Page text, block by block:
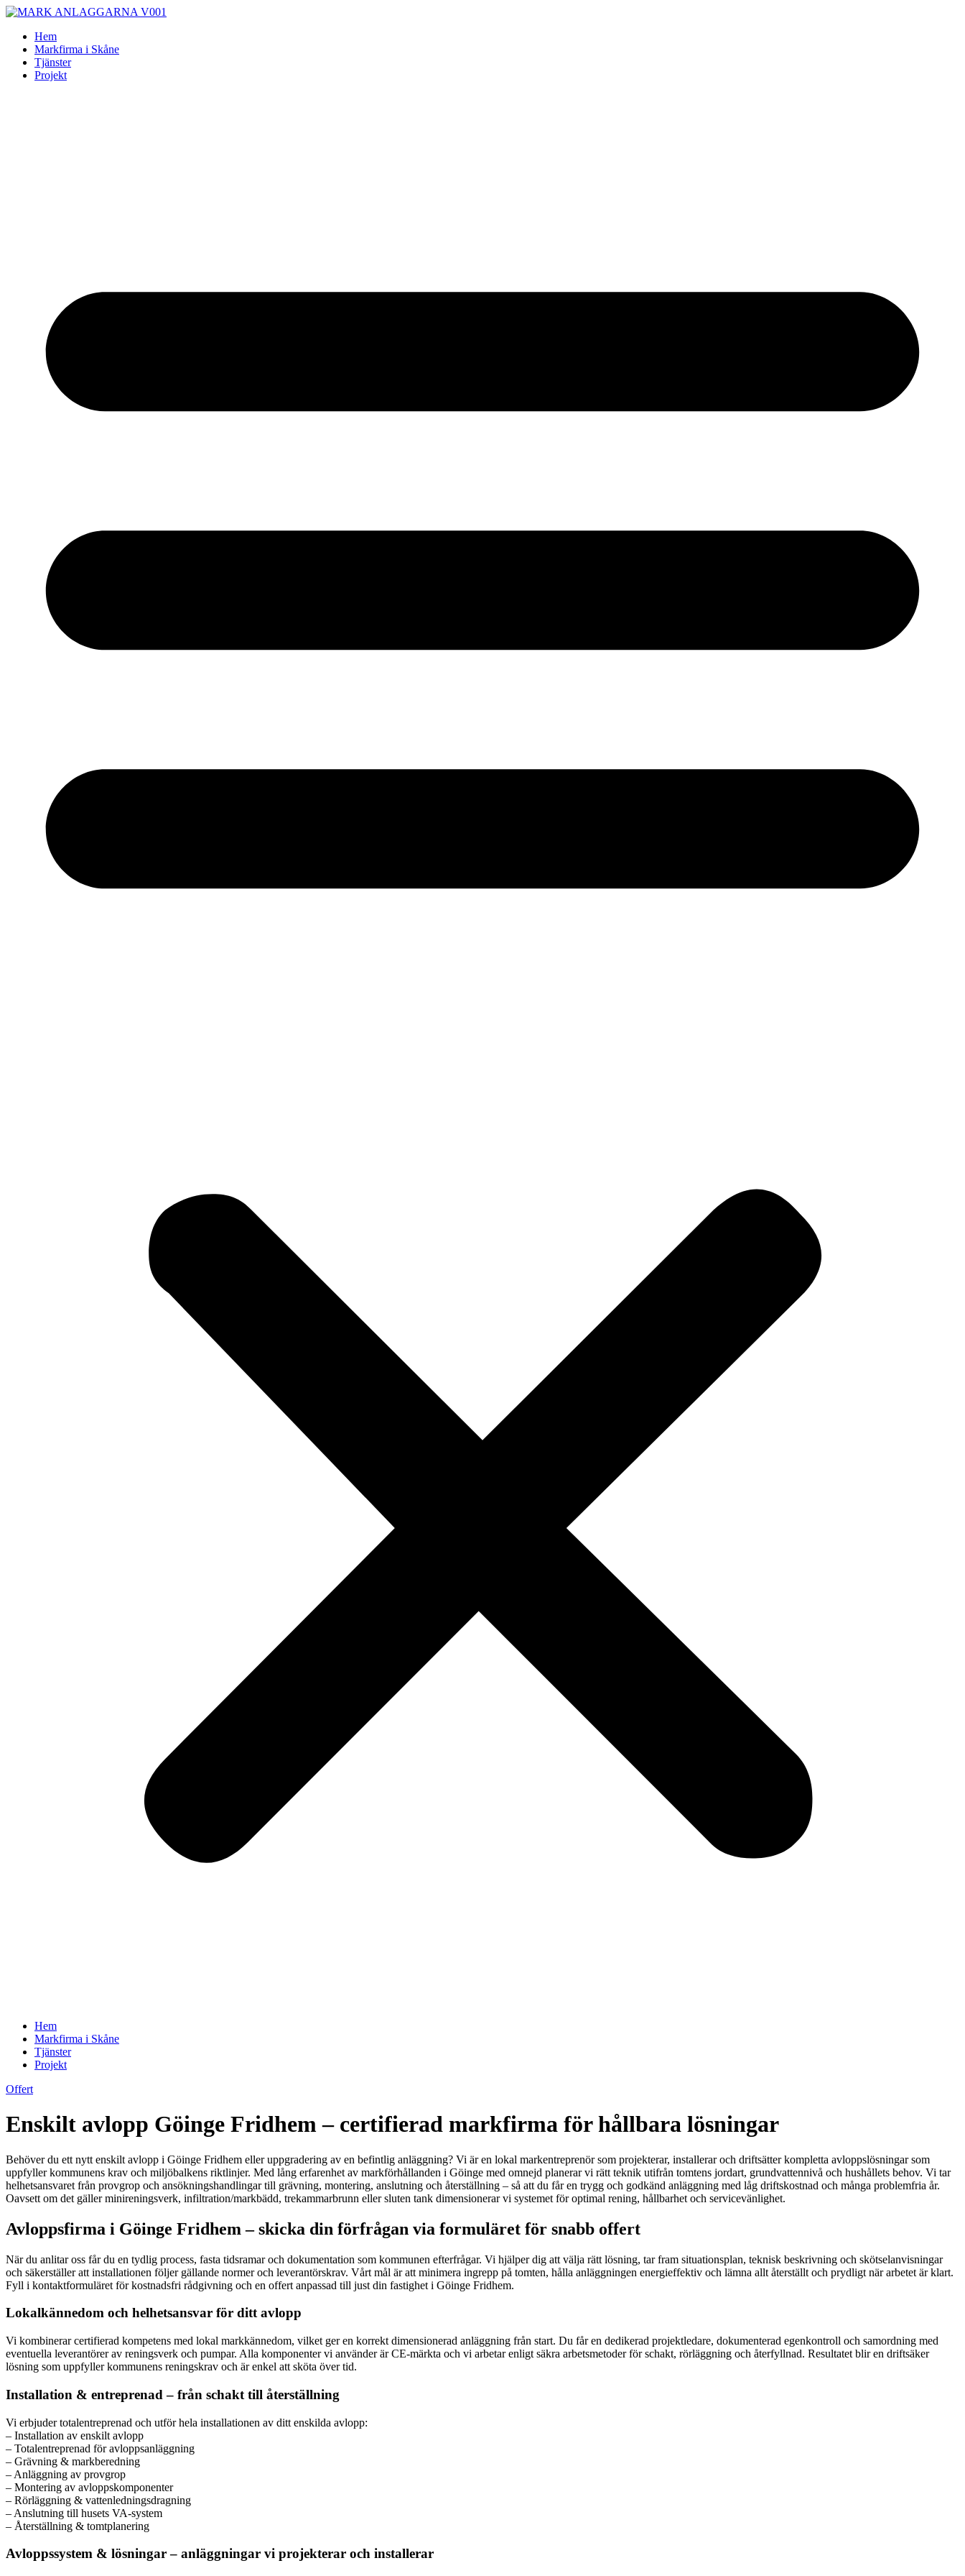
Skip
contentHem
Markfirma i Skåne
Tjänster
Projekt
Hem
Markfirma i Skåne
Tjänster
Projekt
Offert
Enskilt avlopp Göinge Fridhem – certifierad markfirma för hållbara lösningar
Behöver du ett nytt enskilt avlopp i Göinge Fridhem eller uppgradering av en befintlig anläggning? Vi är en lokal markentreprenör som projekterar, installerar och driftsätter kompletta avloppslösningar som
uppfyller kommunens krav och miljöbalkens riktlinjer. Med lång erfarenhet av markförhållanden i Göinge med omnejd planerar vi rätt teknik utifrån tomtens jordart, grundvattennivå och hushållets behov. Vi tar
helhetsansvaret från provgrop och ansökningshandlingar till grävning, montering, anslutning och återställning – så att du får en trygg och godkänd anläggning med låg driftskostnad och många problemfria år.
Oavsett om det gäller minireningsverk, infiltration/markbädd, trekammarbrunn eller sluten tank dimensionerar vi systemet för optimal rening, hållbarhet och servicevänlighet.
Avloppsfirma i Göinge Fridhem – skicka din förfrågan via formuläret för snabb offert
När du anlitar oss får du en tydlig process, fasta tidsramar och dokumentation som kommunen efterfrågar. Vi hjälper dig att välja rätt lösning, tar fram situationsplan, teknisk beskrivning och skötselanvisningar
och säkerställer att installationen följer gällande normer och leverantörskrav. Vårt mål är att minimera ingrepp på tomten, hålla anläggningen energieffektiv och lämna allt återställt och prydligt när arbetet är klart.
Fyll i kontaktformuläret för kostnadsfri rådgivning och en offert anpassad till just din fastighet i Göinge Fridhem.
Lokalkännedom och helhetsansvar för ditt avlopp
Vi kombinerar certifierad kompetens med lokal markkännedom, vilket ger en korrekt dimensionerad anläggning från start. Du får en dedikerad projektledare, dokumenterad egenkontroll och samordning med
eventuella leverantörer av reningsverk och pumpar. Alla komponenter vi använder är CE-märkta och vi arbetar enligt säkra arbetsmetoder för schakt, rörläggning och återfyllnad. Resultatet blir en driftsäker
lösning som uppfyller kommunens reningskrav och är enkel att sköta över tid.
Installation & entreprenad – från schakt till återställning
Vi erbjuder totalentreprenad och utför hela installationen av ditt enskilda avlopp:
– Installation av enskilt avlopp
– Totalentreprenad för avloppsanläggning
– Grävning & markberedning
– Anläggning av provgrop
– Montering av avloppskomponenter
– Rörläggning & vattenledningsdragning
– Anslutning till husets VA-system
– Återställning & tomtplanering
Avloppssystem & lösningar – anläggningar vi projekterar och installerar